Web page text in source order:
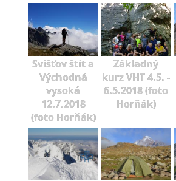
Svišťov štít a
Východná
vysoká
12.7.2018
(foto Horňák)
Základný
kurz VHT 4.5. -
6.5.2018 (foto
Horňák)